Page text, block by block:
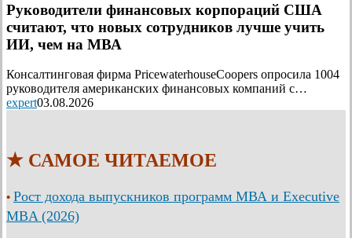
Руководители финансовых корпораций США
считают, что новых сотрудников лучше учить
ИИ, чем на МВА
Консалтинговая фирма PricewaterhouseCoopers опросила 1004
руководителя американских финансовых компаний с…
expert03.08.2026
★ САМОЕ ЧИТАЕМОЕ
• Рост дохода выпускников программ МВА и Executive
MBA (2026)